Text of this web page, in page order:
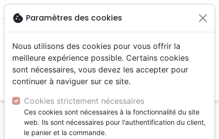
menu
Accueil Livres
Témoignages, biographies
Leur chemin ne mène plus à Rome - volume 1
cookie Paramètres des cookies
Nous utilisons des cookies pour vous offrir la
meilleure expérience possible. Certains cookies
sont nécessaires, vous devez les accepter pour
continuer à naviguer sur ce site.
Cookies strictement nécessaires
Ces cookies sont nécessaires à la fonctionnalité du site
web. Ils sont nécessaires pour l'authentification du client,
le panier et la commande.